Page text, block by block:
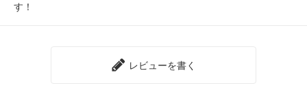
す！
レビューを書く